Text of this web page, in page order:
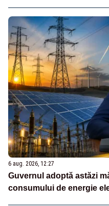
6 aug. 2026, 12:27
Guvernul adoptă astăzi
consumului de energie